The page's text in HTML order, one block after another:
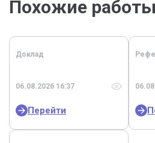
Похожие работы
Доклад
06.08.2026 16:37
Перейти